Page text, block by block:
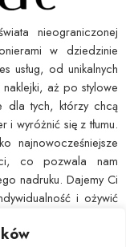
nieograniczonej
w dziedzinie
usług, od unikalnych
aż po stylowe
dla tych, którzy chcą
wyróżnić się z tłumu.
najnowocześniejsze
co pozwala nam
nadruku. Dajemy Ci
i ożywić